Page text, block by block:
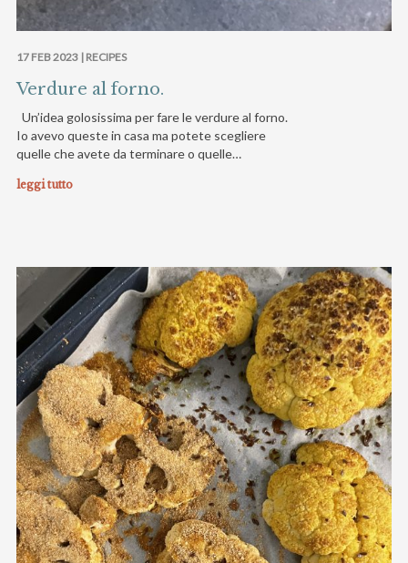
17 FEB 2023 | RECIPES
Verdure al forno.
Un’idea golosissima per fare le verdure al forno.
Io avevo queste in casa ma potete scegliere
quelle che avete da terminare o quelle…
leggi tutto